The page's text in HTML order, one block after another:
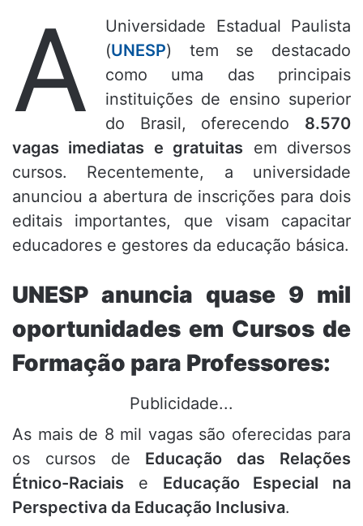
A
Universidade Estadual Paulista
(UNESP) tem se destacado
como uma das principais
instituições de ensino superior
do Brasil, oferecendo 8.570
vagas imediatas e gratuitas em diversos
cursos. Recentemente, a universidade
anunciou a abertura de inscrições para dois
editais importantes, que visam capacitar
educadores e gestores da educação básica.
UNESP anuncia quase 9 mil
oportunidades em Cursos de
Formação para Professores:
Publicidade...
As mais de 8 mil vagas são oferecidas para
os cursos de Educação das Relações
Étnico-Raciais e Educação Especial na
Perspectiva da Educação Inclusiva.